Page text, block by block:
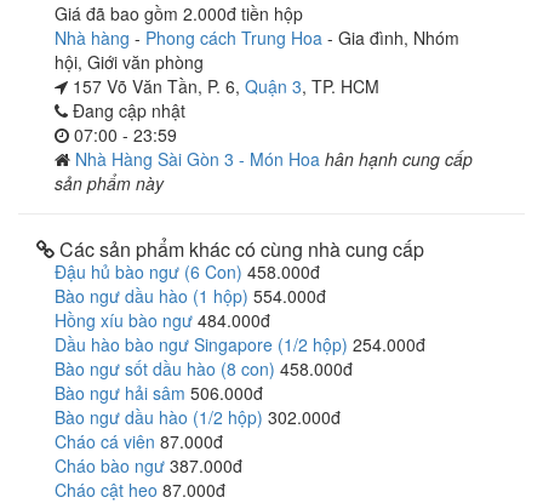
Giá đã bao gồm 2.000đ tiền hộp
Nhà hàng - Phong cách Trung Hoa - Gia đình, Nhóm
hội, Giới văn phòng
157 Võ Văn Tần, P. 6, Quận 3, TP. HCM
Đang cập nhật
07:00 - 23:59
Nhà Hàng Sài Gòn 3 - Món Hoa hân hạnh cung cấp
sản phẩm này
Các sản phẩm khác có cùng nhà cung cấp
Đậu hủ bào ngư (6 Con) 458.000đ
Bào ngư dầu hào (1 hộp) 554.000đ
Hồng xíu bào ngư 484.000đ
Dầu hào bào ngư Singapore (1/2 hộp) 254.000đ
Bào ngư sốt dầu hào (8 con) 458.000đ
Bào ngư hải sâm 506.000đ
Bào ngư dầu hào (1/2 hộp) 302.000đ
Cháo cá viên 87.000đ
Cháo bào ngư 387.000đ
Cháo cật heo 87.000đ